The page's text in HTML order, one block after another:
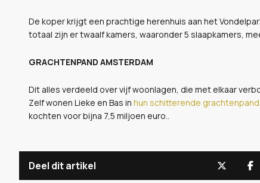
De koper krijgt een prachtige herenhuis aan het
totaal zijn er twaalf kamers, waaronder 5 slaapkamers,
GRACHTENPAND AMSTERDAM
Dit alles verdeeld over vijf woonlagen, die met elkaar
Zelf wonen Lieke en Bas in hun schitterende grachtenpand
kochten voor bijna 7,5 miljoen euro..
Deel dit artikel